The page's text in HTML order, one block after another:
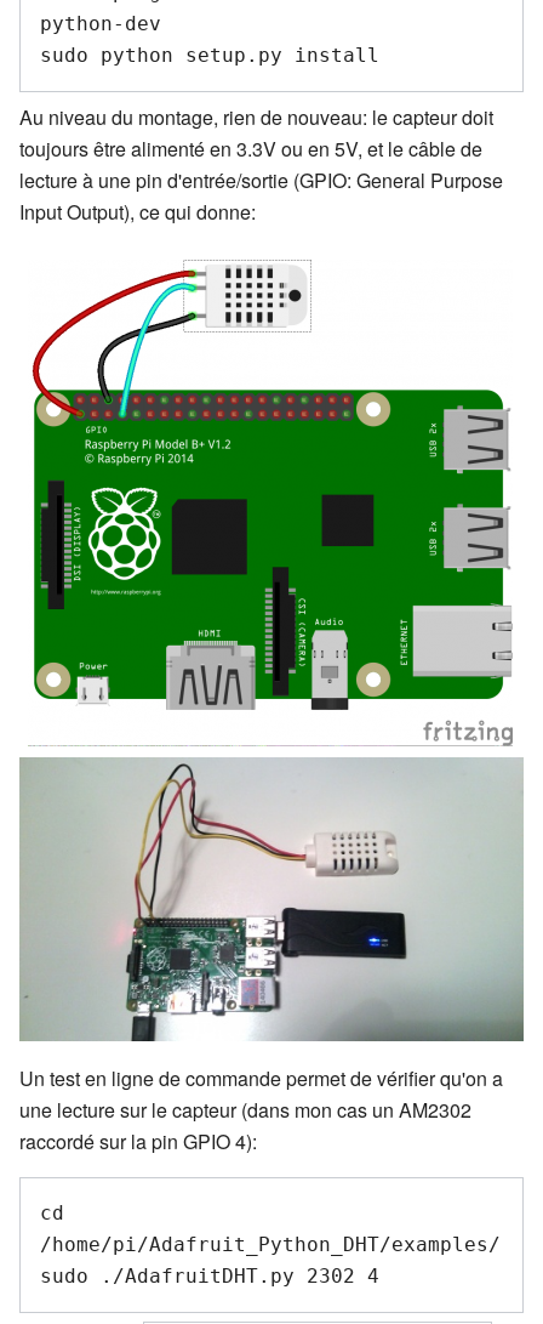
python-dev
Au niveau du montage, rien de nouveau: le capteur doit
toujours être alimenté en 3.3V ou en 5V, et le câble de
lecture à une pin d'entrée/sortie (GPIO: General Purpose
Input Output), ce qui donne:
Un test en ligne de commande permet de vérifier qu'on a
une lecture sur le capteur (dans mon cas un AM2302
raccordé sur la pin GPIO 4):
cd
/home/pi/Adafruit_Python_DHT/examples/